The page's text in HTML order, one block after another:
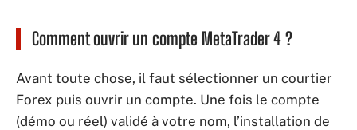
Comment ouvrir un compte MetaTrader 4 ?
Avant toute chose, il faut sélectionner un courtier
Forex puis ouvrir un compte. Une fois le compte
(démo ou réel) validé à votre nom, l’installation de